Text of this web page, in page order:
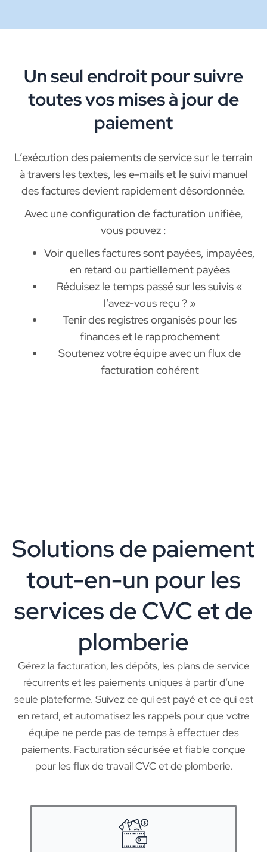
Un seul endroit pour suivre
toutes vos mises à jour de
paiement
L’exécution des paiements de service sur le terrain
à travers les textes, les e-mails et le suivi manuel
des factures devient rapidement désordonnée.
Avec une configuration de facturation unifiée,
vous pouvez :
Voir quelles factures sont payées, impayées,
en retard ou partiellement payées
Réduisez le temps passé sur les suivis «
l’avez-vous reçu ? »
Tenir des registres organisés pour les
finances et le rapprochement
Soutenez votre équipe avec un flux de
facturation cohérent
Solutions de paiement
tout-en-un pour les
services de CVC et de
plomberie
Gérez la facturation, les dépôts, les plans de service
récurrents et les paiements uniques à partir d’une
seule plateforme. Suivez ce qui est payé et ce qui est
en retard, et automatisez les rappels pour que votre
équipe ne perde pas de temps à effectuer des
paiements. Facturation sécurisée et fiable conçue
pour les flux de travail CVC et de plomberie.